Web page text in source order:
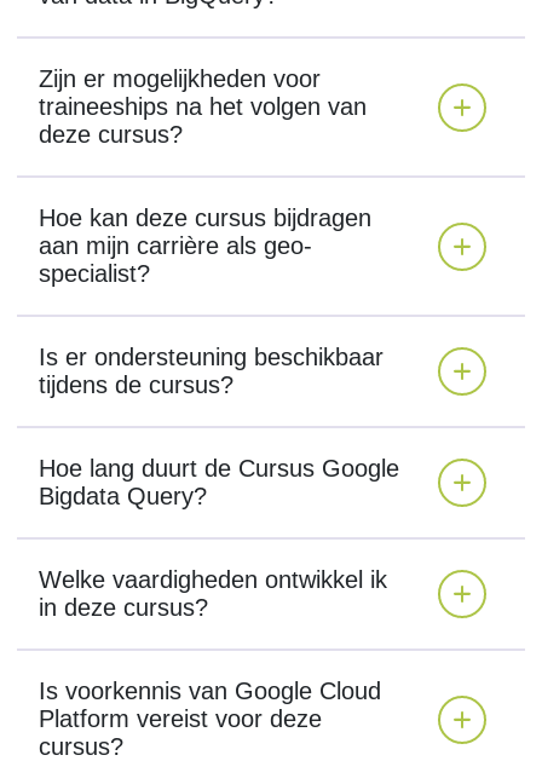
Zijn er mogelijkheden voor
traineeships na het volgen van
deze cursus?
Hoe kan deze cursus bijdragen
aan mijn carrière als geo-
specialist?
Is er ondersteuning beschikbaar
tijdens de cursus?
Hoe lang duurt de Cursus Google
Bigdata Query?
Welke vaardigheden ontwikkel ik
in deze cursus?
Is voorkennis van Google Cloud
Platform vereist voor deze
cursus?